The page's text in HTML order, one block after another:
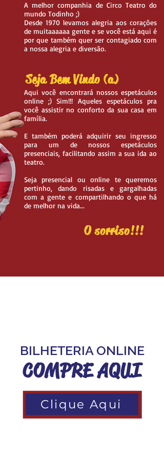
A melhor companhia de Circo Teatro do
mundo Todinho ;)
Desde 1970 levamos alegria aos corações
de muitaaaaaa gente e se você está aqui é
por que também quer ser contagiado com
a nossa alegria e diversão.
Aqui você encontrará nossos espetáculos
online ;) Sim!!! Aqueles espetáculos pra
você assistir no conforto da sua casa em
família.
E também poderá adquirir seu ingresso
para um de nossos espetáculos
presenciais, facilitando assim a sua ida ao
teatro.
Seja presencial ou online te queremos
pertinho, dando risadas e gargalhadas
com a gente e compartilhando o que há
de melhor na vida...
O sorriso!!!
Seja Bem Vindo (a)
BILHETERIA ONLINE
COMPRE AQUI
Clique Aqui